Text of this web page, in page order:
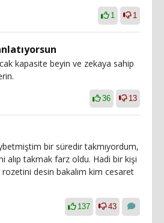
1 1
kapasite beyin ve zekaya sahip
36 13
bir süredir takmıyordum,
alıp takmak farz oldu. Hadi bir kişi
desin bakalım kim cesaret
137 43